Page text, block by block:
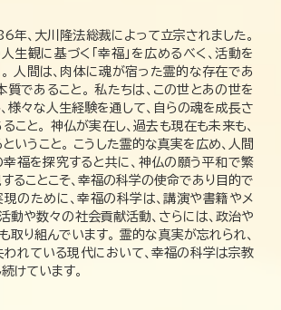
、大川隆法総裁によって立宗されました。
生観に基づく「幸福」を広めるべく、活動を
人間は、肉体に魂が宿った霊的な存在であ
質であること。 私たちは、この世とあの世を
様々な人生経験を通して、自らの魂を成長さ
こと。 神仏が実在し、過去も現在も未来も、
いうこと。 こうした霊的な真実を広め、人間
福を探究すると共に、神仏の願う平和で繁
ることこそ、幸福の科学の使命であり目的で
現のために、幸福の科学は、講演や書籍やメ
動や数々の社会貢献活動、さらには、政治や
取り組んでいます。 霊的な真実が忘れられ、
れている現代において、幸福の科学は宗教
けています。